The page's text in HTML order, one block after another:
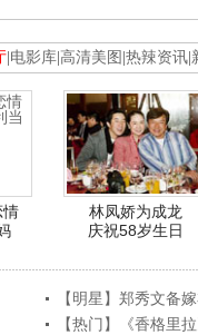
电影库 高清美图 热辣资讯
情
林凤娇为成龙
庆祝58岁生日
【明星】郑秀文备
【热门】《香格里